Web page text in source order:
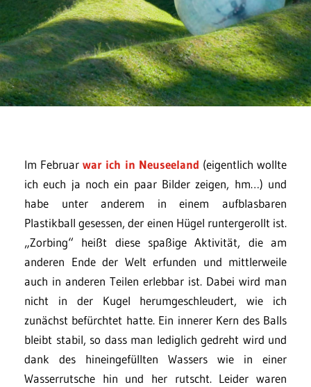
Im Februarwar ich in Neuseeland (eigentlich wollte
ich euch ja noch ein paar Bilder zeigen, hm…) und
habe unter anderem in einem aufblasbaren
Plastikball gesessen, der einen Hügel runtergerollt ist.
„Zorbing“ heißt diese spaßige Aktivität, die am
anderen Ende der Welt erfunden und mittlerweile
auch in anderen Teilen erlebbar ist. Dabei wird man
nicht in der Kugel herumgeschleudert, wie ich
zunächst befürchtet hatte. Ein innerer Kern des Balls
bleibt stabil, so dass man lediglich gedreht wird und
dank des hineingefüllten Wassers wie in einer
Wasserrutsche hin und her rutscht. Leider waren